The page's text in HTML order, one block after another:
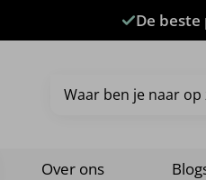
De beste
naar:
Over ons